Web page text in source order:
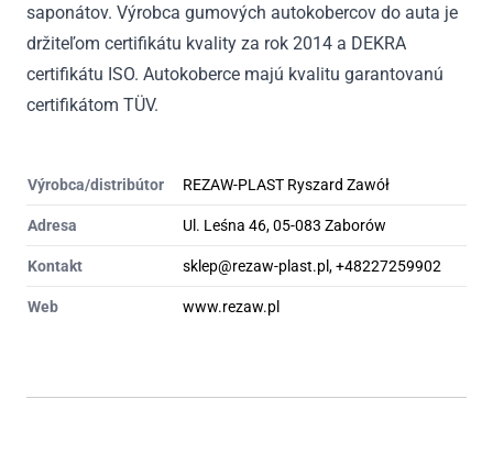
saponátov. Výrobca gumových autokobercov do auta je
držiteľom certifikátu kvality za rok 2014 a DEKRA
certifikátu ISO. Autokoberce majú kvalitu garantovanú
certifikátom TÜV.
Výrobca/distribútor REZAW-PLAST Ryszard Zawół
Adresa Ul. Leśna 46, 05-083 Zaborów
Kontakt sklep@rezaw-plast.pl, +48227259902
Web www.rezaw.pl